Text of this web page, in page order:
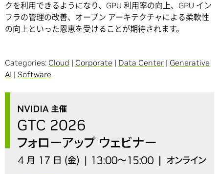
クを利用できるようになり、GPU 利用率の向上、GPU イン
フラの管理の改善、オープン アーキテクチャによる柔軟性
の向上といった恩恵を受けることが期待されます。
Categories: Cloud | Corporate | Data Center | Generative
AI | Software